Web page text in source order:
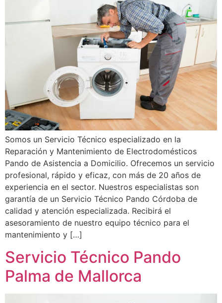
Somos un Servicio Técnico especializado en la
Reparación y Mantenimiento de Electrodomésticos
Pando de Asistencia a Domicilio. Ofrecemos un servicio
profesional, rápido y eficaz, con más de 20 años de
experiencia en el sector. Nuestros especialistas son
garantía de un Servicio Técnico Pando Córdoba de
calidad y atención especializada. Recibirá el
asesoramiento de nuestro equipo técnico para el
mantenimiento y […]
Servicio Técnico Pando
Palma de Mallorca